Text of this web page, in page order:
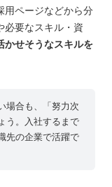
用ページなどから分
必要なスキル・資
かせそうなスキルを
場合も、「努力次
う。入社するまで
先の企業で活躍で